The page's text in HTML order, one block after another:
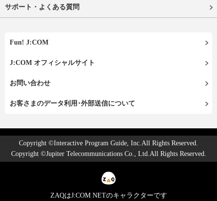
サポート・よくある質問
Fun! J:COM
J:COM オフィシャルサイト
お問い合わせ
お客さまのデータ利用･外部送信について
Copyright ©Interactive Program Guide, Inc.All Rights Reserved.
Copyright ©Jupiter Telecommunications Co., Ltd.All Rights Reserved.
ZAQはJ:COM NETのキャラクターです